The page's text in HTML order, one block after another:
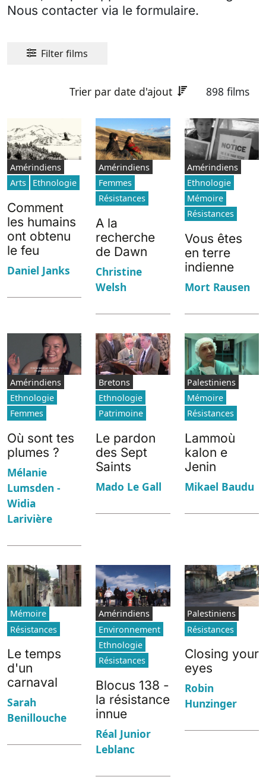
Nous contacter via le formulaire.
Filter films
Trier par date d'ajout 898 films
Amérindiens
Arts
Ethnologie
Comment
les humains
ont obtenu
le feu
Daniel Janks
Amérindiens
Femmes
Résistances
A la
recherche
de Dawn
Christine
Welsh
Amérindiens
Ethnologie
Mémoire
Résistances
Vous êtes
en terre
indienne
Mort Rausen
Amérindiens
Ethnologie
Femmes
Où sont tes
plumes ?
Mélanie
Lumsden -
Widia
Larivière
Bretons
Ethnologie
Patrimoine
Le pardon
des Sept
Saints
Mado Le Gall
Palestiniens
Mémoire
Résistances
Lammoù
kalon e
Jenin
Mikael Baudu
Mémoire
Résistances
Le temps
d'un
carnaval
Sarah
Benillouche
Amérindiens
Environnement
Ethnologie
Résistances
Blocus 138 -
la résistance
innue
Réal Junior
Leblanc
Palestiniens
Résistances
Closing your
eyes
Robin
Hunzinger